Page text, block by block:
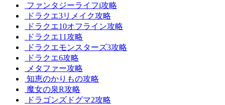
ファンタジーライフi攻略
ドラクエ3リメイク攻略
ドラクエ10オフライン攻略
ドラクエ11攻略
ドラクエモンスターズ3攻略
ドラクエ6攻略
メタファー攻略
知恵のかりもの攻略
魔女の泉R攻略
ドラゴンズドグマ2攻略